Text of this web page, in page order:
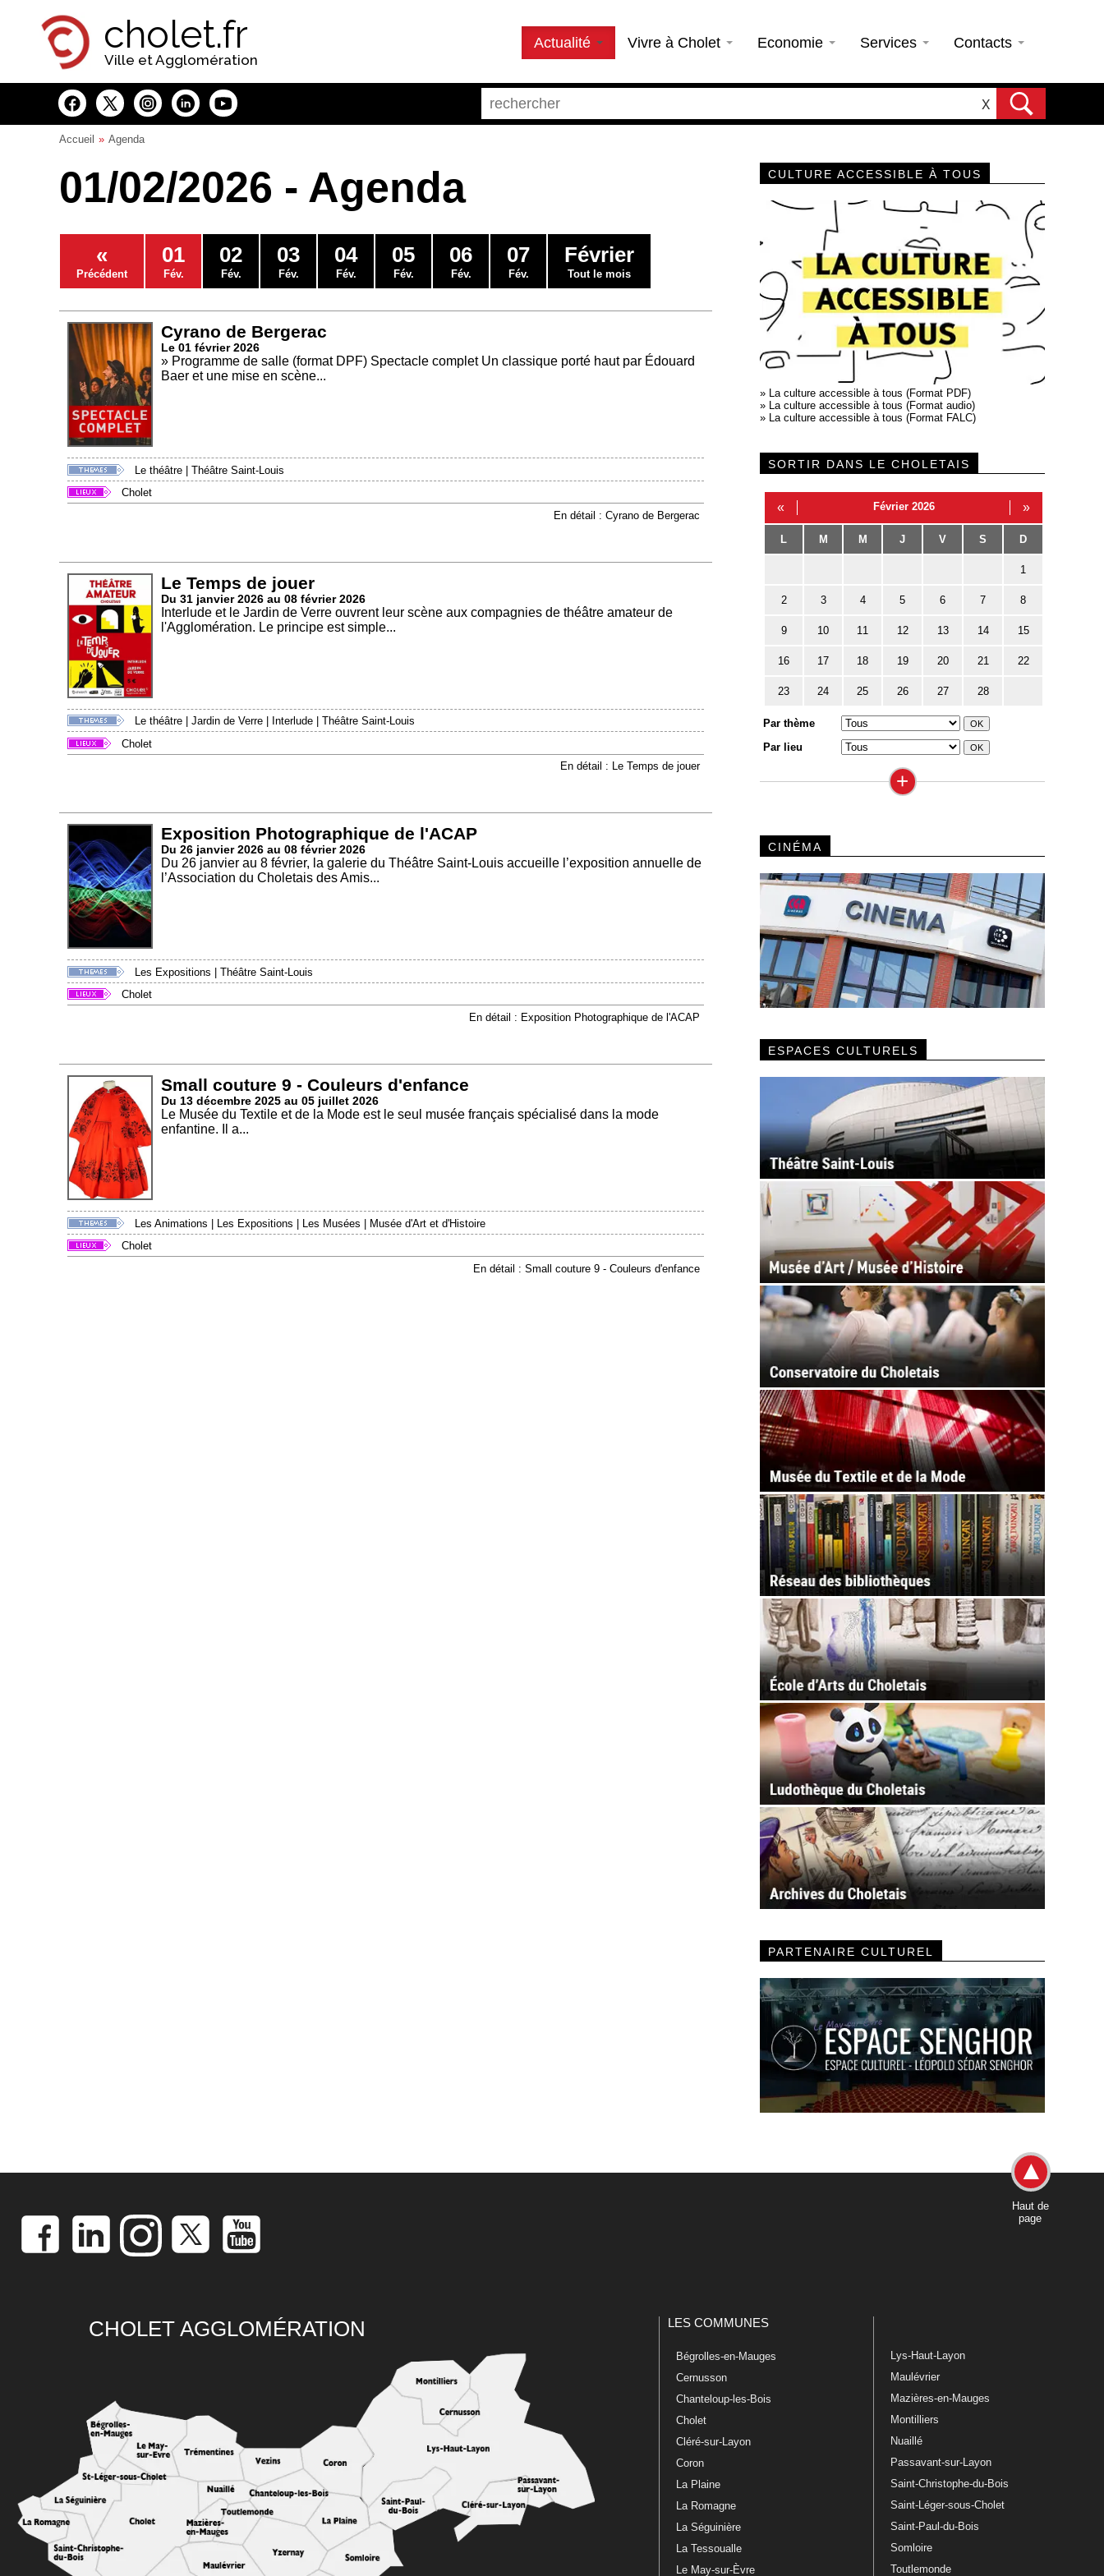
cholet.fr
Ville et Agglomération
Actualité Vivre à Cholet Economie Services Contacts
X
Accueil Agenda
01/02/2026 - Agenda
«
Précédent
01
Fév.
02
Fév.
03
Fév.
04
Fév.
05
Fév.
06
Fév.
07
Fév.
Février
Tout le mois
Cyrano de Bergerac
Le 01 février 2026
» Programme de salle (format DPF) Spectacle complet Un classique porté haut par Édouard
Baer et une mise en scène...
Le théâtre | Théâtre Saint-Louis
Cholet
En détail : Cyrano de Bergerac
Le Temps de jouer
Du 31 janvier 2026 au 08 février 2026
Interlude et le Jardin de Verre ouvrent leur scène aux compagnies de théâtre amateur de
l'Agglomération. Le principe est simple...
Le théâtre Jardin de Verre Interlude
Théâtre Saint-Louis
Cholet
En détail : Le Temps de jouer
Exposition Photographique de l'ACAP
Du 26 janvier 2026 au 08 février 2026
Du 26 janvier au 8 février, la galerie du Théâtre Saint-Louis accueille l’exposition annuelle de
l’Association du Choletais des Amis...
Les Expositions
Théâtre Saint-Louis
Cholet
En détail : Exposition Photographique de l'ACAP
Small couture 9 - Couleurs d'enfance
Du 13 décembre 2025 au 05 juillet 2026
Le Musée du Textile et de la Mode est le seul musée français spécialisé dans la mode
enfantine. Il a...
Les Animations | Les Expositions | Les Musées | Musée d'Art et d'Histoire
Cholet
En détail : Small couture 9 - Couleurs d'enfance
CULTURE ACCESSIBLE À TOUS
» La culture accessible à tous (Format PDF)
» La culture accessible à tous (Format audio)
» La culture accessible à tous (Format FALC)
SORTIR DANS LE CHOLETAIS
« Février 2026 »
L M M J V S D
1
2 3 4 5 6 7 8
9 10 11 12 13 14 15
16 17 18 19 20 21 22
23 24 25 26 27 28
Par thème
Par lieu
+
CINÉMA
ESPACES CULTURELS
PARTENAIRE CULTUREL
Haut de
page
CHOLET AGGLOMÉRATION LES COMMUNES
Bégrolles-en-Mauges
Cernusson
Chanteloup-les-Bois
Cholet
Cléré-sur-Layon
Coron
La Plaine
La Romagne
La Séguinière
La Tessoualle
Le May-sur-Èvre
Lys-Haut-Layon
Maulévrier
Mazières-en-Mauges
Montilliers
Nuaillé
Passavant-sur-Layon
Saint-Christophe-du-Bois
Saint-Léger-sous-Cholet
Saint-Paul-du-Bois
Somloire
Toutlemonde